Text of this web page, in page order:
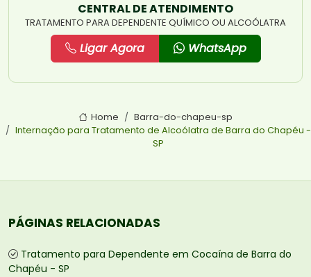
CENTRAL DE ATENDIMENTO
TRATAMENTO PARA DEPENDENTE QUÍMICO OU ALCOÓLATRA
Ligar Agora WhatsApp
Home
Barra-do-chapeu-sp
Internação para Tratamento de Alcoólatra de Barra do Chapéu -
SP
PÁGINAS RELACIONADAS
Tratamento para Dependente em Cocaína de Barra do
Chapéu - SP